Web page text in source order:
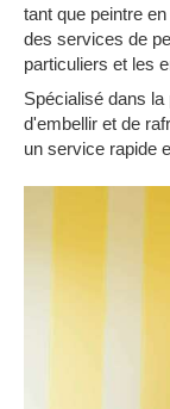
tant que peintre
des services de
particuliers et les
Spécialisé dans
d'embellir et de
un service rapide